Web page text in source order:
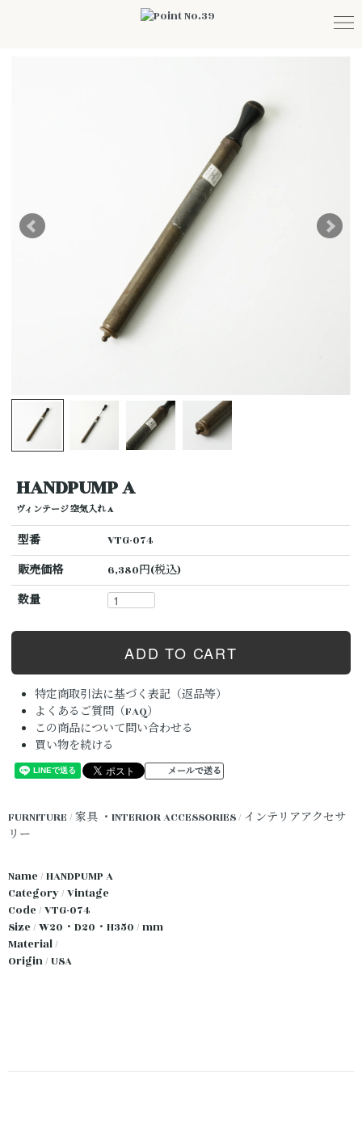
HANDPUMP A
ヴィンテージ 空気入れ A
型番
VTG-074
販売価格
6,380円(税込)
数量
特定商取引法に基づく表記（返品等）
よくあるご質問（FAQ）
この商品について問い合わせる
買い物を続ける
メールで送る
FURNITURE / 家具 ・INTERIOR ACCESSORIES / インテリアアクセサ
リー
Name / HANDPUMP A
Category / Vintage
Code / VTG-074
Size / W20・D20・H350 / mm
Material /
Origin / USA